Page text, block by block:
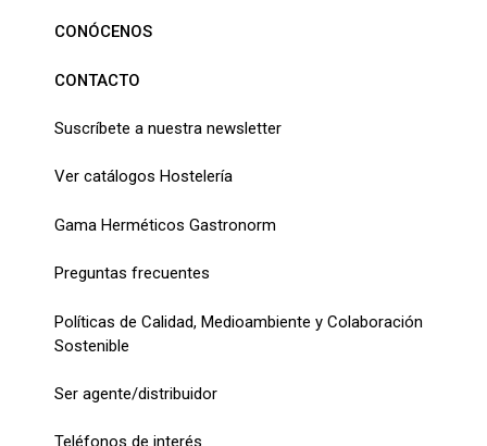
CONÓCENOS
CONTACTO
Suscríbete a nuestra newsletter
Ver catálogos Hostelería
Gama Herméticos Gastronorm
Preguntas frecuentes
Políticas de Calidad, Medioambiente y Colaboración
Sostenible
Ser agente/distribuidor
Teléfonos de interés